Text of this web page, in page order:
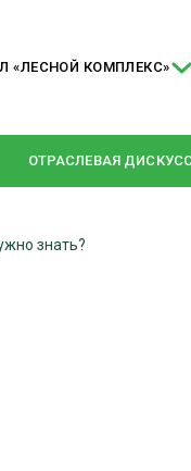
«ЛЕСНОЙ КОМПЛЕКС»
ОТРАСЛЕВАЯ
РУБРИКИ
знать?